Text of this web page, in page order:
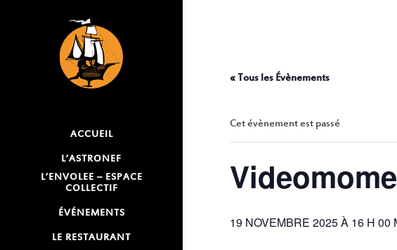
ACCUEIL
L’ASTRONEF
L’ENVOLEE – ESPACE
COLLECTIF
ÉVÉNEMENTS
LE RESTAURANT
« Tous les Évènements
Cet évènement est passé
19 NOVEMBRE 2025 À 16 H 00